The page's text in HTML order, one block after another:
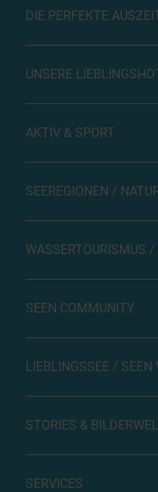
DIE PERFEKTE
UNSERE
AKTIV & SPORT
SEEREGIONEN /
WASSERTOURISMUS /
SEEN COMMUNITY
LIEBLINGSSEE / SEEN
STORIES &
SERVICES